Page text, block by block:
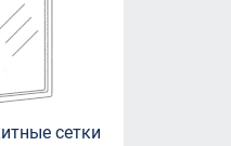
сетки